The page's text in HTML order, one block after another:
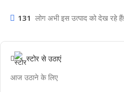
131 लोग अभी इस उत्पाद को देख रहे हैं!
स्टोर से उठाएं
आज उठाने के लिए